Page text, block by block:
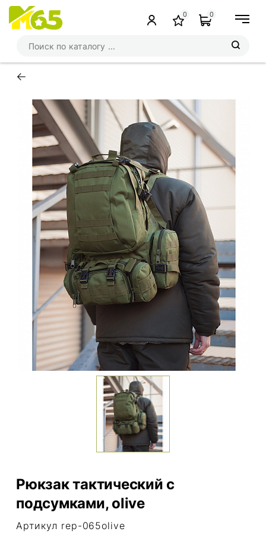
0 0
←
Рюкзак тактический с
подсумками, olive
Артикул rep-065olive